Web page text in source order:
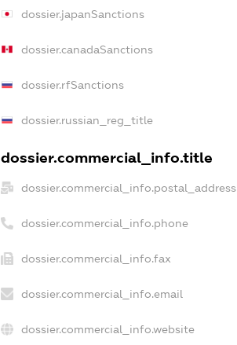
dossier.japanSanctions
dossier.canadaSanctions
dossier.rfSanctions
dossier.russian_reg_title
dossier.commercial_info.title
dossier.commercial_info.postal_address
dossier.commercial_info.phone
dossier.commercial_info.fax
dossier.commercial_info.email
dossier.commercial_info.website